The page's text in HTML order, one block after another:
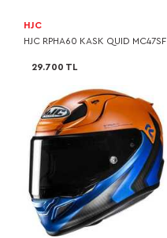
HJC
HJC RPHA60 KASK QUID MC47SF
29.700 TL